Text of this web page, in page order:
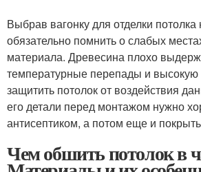
Выбрав вагонку для отделки
обязательно помнить о слабых
материала. Древесина плохо
температурные перепады и
защитить потолок от воздействия
его детали перед монтажом нужно
антисептиком, а потом еще и
Чем обшить потолок в